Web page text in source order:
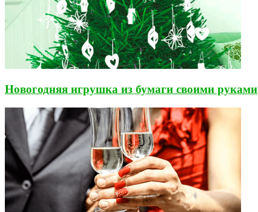
Новогодняя игрушка из бумаги своими руками